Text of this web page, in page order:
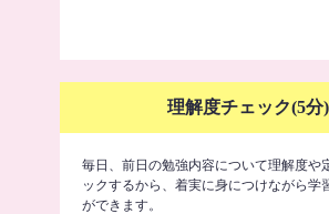
理解度チェック(5分)
毎日、前日の勉強内容について理解度や
ックするから、着実に身につけながら学
ができます。